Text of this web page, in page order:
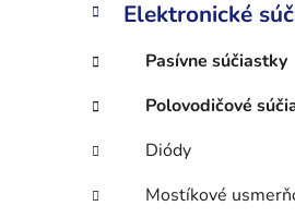
e
l
Elektronické
Pasívne súčiastky
Polovodičové
Diódy
Mostíkové